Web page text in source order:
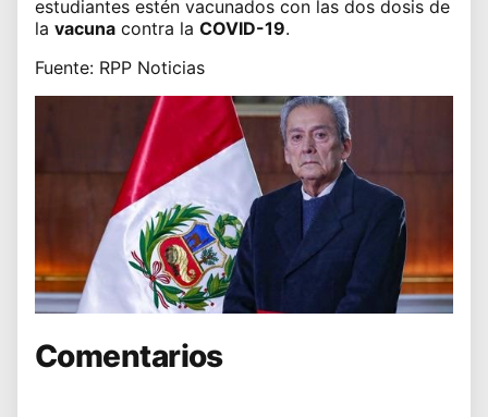
estudiantes estén vacunados con las dos dosis de
la vacuna contra la COVID-19.
Fuente: RPP Noticias
Comentarios